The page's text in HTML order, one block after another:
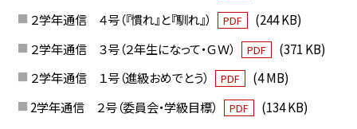
２学年通信 ４号（『慣れ』と『馴れ』）
PDF
(244 KB)
２学年通信 ３号（２年生になって・ＧＷ）
PDF
(371 KB)
２学年通信 １号（進級おめでとう）
PDF
(4 MB)
2学年通信 ２号（委員会・学級目標）
PDF (134 KB)